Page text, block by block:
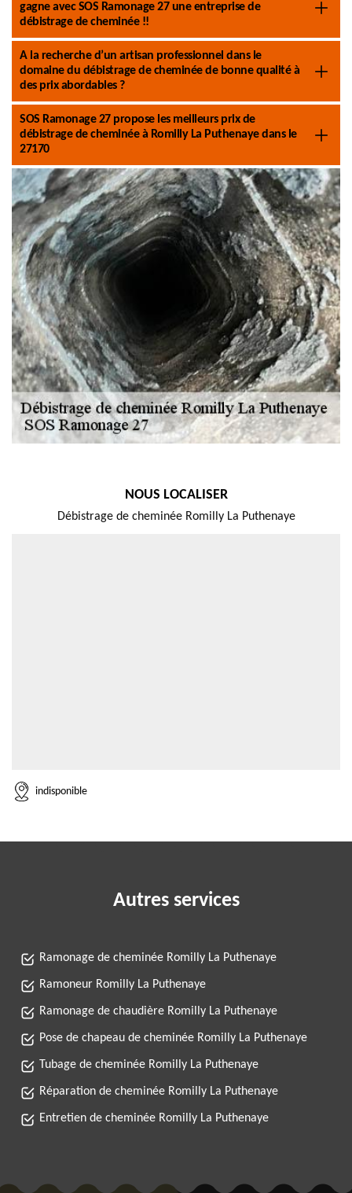
gagne avec SOS Ramonage 27 une entreprise de
débistrage de cheminée !!
A la recherche d’un artisan professionnel dans le
domaine du débistrage de cheminée de bonne qualité à
des prix abordables ?
SOS Ramonage 27 propose les meilleurs prix de
débistrage de cheminée à Romilly La Puthenaye dans le
27170
NOUS LOCALISER
Débistrage de cheminée Romilly La Puthenaye
indisponible
Autres services
Ramonage de cheminée Romilly La Puthenaye
Ramoneur Romilly La Puthenaye
Ramonage de chaudière Romilly La Puthenaye
Pose de chapeau de cheminée Romilly La Puthenaye
Tubage de cheminée Romilly La Puthenaye
Réparation de cheminée Romilly La Puthenaye
Entretien de cheminée Romilly La Puthenaye